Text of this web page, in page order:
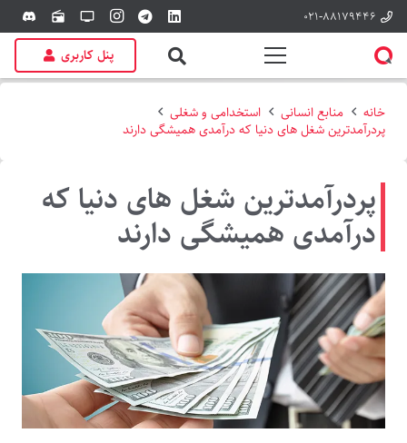
۰۲۱-۸۸۱۷۹۴۴۶ tv
radio
discord
پنل کاربری
خانه منابع انسانی
استخدامی و شغلی
پردرآمدترین شغل های دنیا که درآمدی همیشگی دارند
پردرآمدترین شغل های دنیا که
درآمدی همیشگی دارند